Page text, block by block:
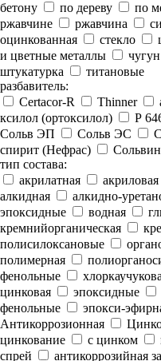
бетону
по дереву по
ржавчине
ржавчина
оцинкованная
стекло
и цветные металлы
чугун
штукатурка
титановые
разбавитель:
Certacor-R
Thinner
ксилол (ортоксилол)
Р
Сольв ЭП
Сольв ЭС
спирит (Нефрас)
Сольвин
тип состава:
акрилатная
акриловая
алкидная
алкидно-
эпоксидные
водная
кремнийорганическая
полисилоксановые
полимерная
фенольные
цинковая
эпоксидные
фенольные
эпокси-
Антикоррозионная
цинкование
с цинком
спрей
антикоррозийная